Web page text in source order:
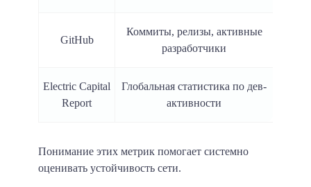
GitHub
Коммиты, релизы, активные
разработчики
Electric Capital
Report
Глобальная статистика по дев-
активности
Понимание этих метрик помогает системно
оценивать устойчивость сети.